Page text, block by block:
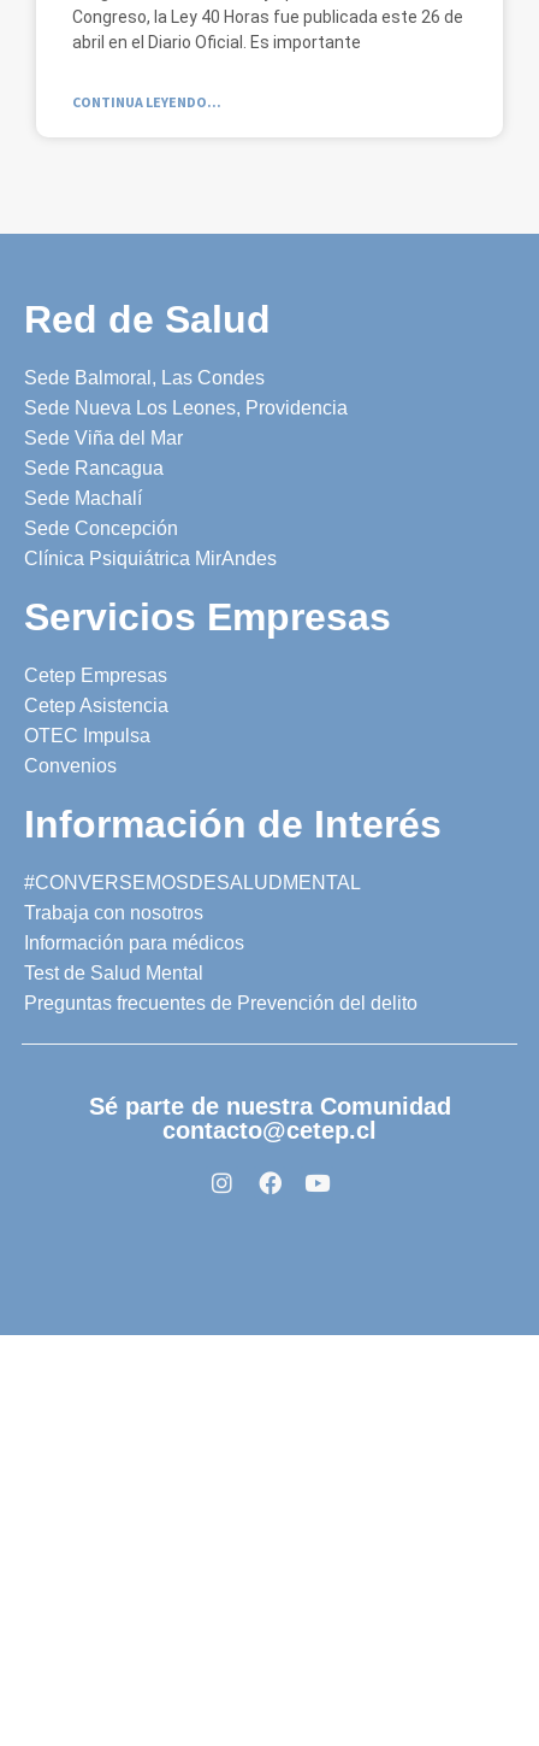
Congreso, la Ley 40 Horas fue publicada este 26 de
abril en el Diario Oficial. Es importante
CONTINUA LEYENDO...
Red de Salud
Sede Balmoral, Las Condes
Sede Nueva Los Leones, Providencia
Sede Viña del Mar
Sede Rancagua
Sede Machalí
Sede Concepción
Clínica Psiquiátrica MirAndes
Servicios Empresas
Cetep Empresas
Cetep Asistencia
OTEC Impulsa
Convenios
Información de Interés
#CONVERSEMOSDESALUDMENTAL
Trabaja con nosotros
Información para médicos
Test de Salud Mental
Preguntas frecuentes de Prevención del delito
Sé parte de nuestra Comunidad
contacto@cetep.cl